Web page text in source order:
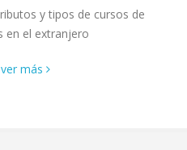
y tipos de cursos de
en el extranjero
ver más